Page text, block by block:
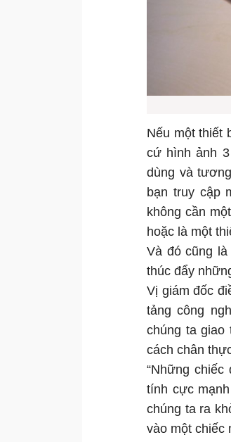
Nếu một thiết
cứ hình ảnh
dùng và
bạn truy cập
không cần
hoặc là một
Và đó cũng
thúc đẩy
Vị giám đốc
tảng công
chúng ta giao
cách chân
“Những
tính cực
chúng ta ra
vào một chiếc